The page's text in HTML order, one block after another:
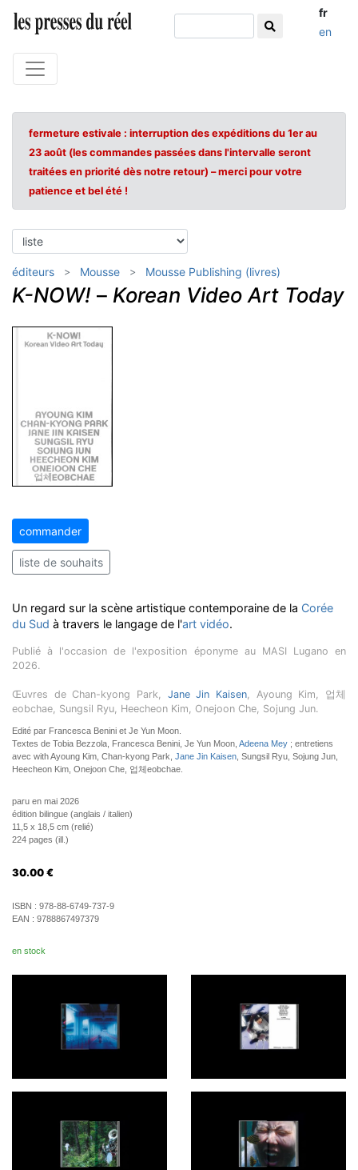
fr
en
fermeture estivale : interruption des expéditions du 1er au
23 août (les commandes passées dans l'intervalle seront
traitées en priorité dès notre retour) – merci pour votre
patience et bel été !
éditeurs Mousse Mousse Publishing (livres)
K-NOW! – Korean Video Art Today
commander
liste de souhaits
Un regard sur la scène artistique contemporaine de la Corée
du Sud à travers le langage de l'art vidéo.
Publié à l'occasion de l'exposition éponyme au MASI Lugano en
2026.
Œuvres de Chan-kyong Park, Jane Jin Kaisen, Ayoung Kim, 업체
eobchae, Sungsil Ryu, Heecheon Kim, Onejoon Che, Sojung Jun.
Edité par Francesca Benini et Je Yun Moon.
Textes de Tobia Bezzola, Francesca Benini, Je Yun Moon, Adeena Mey ; entretiens
avec with Ayoung Kim, Chan-kyong Park, Jane Jin Kaisen , Sungsil Ryu, Sojung Jun,
Heecheon Kim, Onejoon Che, 업체eobchae.
paru en mai 2026
édition bilingue (anglais / italien)
11,5 x 18,5 cm (relié)
224 pages (ill.)
30.00 €
ISBN : 978-88-6749-737-9
EAN : 9788867497379
en stock